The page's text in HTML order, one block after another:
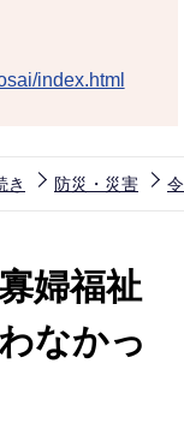
index.html
き 防災・災害
婦福祉
なかっ